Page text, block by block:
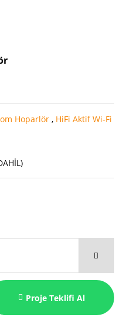
Hoparlör , HiFi Aktif Wi-Fi
Proje Teklifi Al